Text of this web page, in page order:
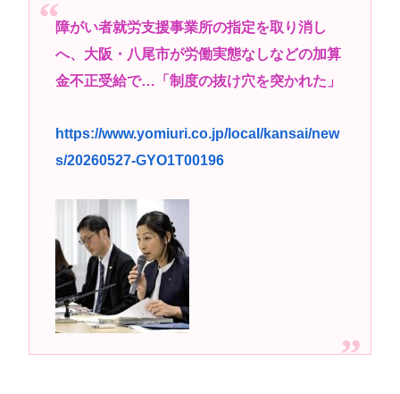
答え合わ
路上で小学生に痴漢行為 男子高校生（16）逮捕
【決算】任天堂「Switch2もマリカも売れまくりで笑
いが止まらんどすえ！」連結経常利益は前年同期比
いまさらps5買ってもいいかな？
サイン入りドラム・スティックをプレゼントw
若くて美人なママと親友の淫らな行為内容を毎回聞
かされる「女神の加護を受けしママのサーガ」3巻 今
ガチで “ママ” ブーム来てるよな
ポケカ資産が100万円超えた男の子www
【高市動画】こういうオスガキってどうやったら産
まれるの？
障がい者就労支援事業所の指定を取り消し
へ、大阪・八尾市が労働実態なしなどの加算
金不正受給で…「制度の抜け穴を突かれた」
https://www.yomiuri.co.jp/local/kansai/new
s/20260527-GYO1T00196